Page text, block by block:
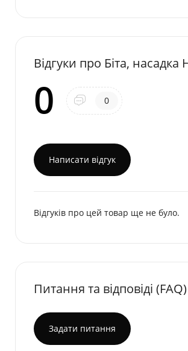
Відгуки про Біта,
0 0
Написати відгук
Відгуків про цей товар ще не було.
Питання та відповіді
Задати питання